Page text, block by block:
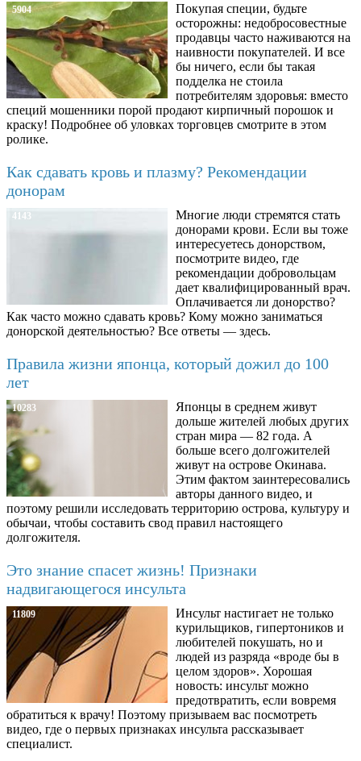
5904
Покупая специи, будьте
осторожны: недобросовестные
продавцы часто наживаются на
наивности покупателей. И все
бы ничего, если бы такая
подделка не стоила
потребителям здоровья: вместо
специй мошенники порой продают кирпичный порошок и
краску! Подробнее об уловках торговцев смотрите в этом
ролике.
Как сдавать кровь и плазму? Рекомендации
донорам
4143
Многие люди стремятся стать
донорами крови. Если вы тоже
интересуетесь донорством,
посмотрите видео, где
рекомендации добровольцам
дает квалифицированный врач.
Оплачивается ли донорство?
Как часто можно сдавать кровь? Кому можно заниматься
донорской деятельностью? Все ответы — здесь.
Правила жизни японца, который дожил до 100
лет
10283
Японцы в среднем живут
дольше жителей любых других
стран мира — 82 года. А
больше всего долгожителей
живут на острове Окинава.
Этим фактом заинтересовались
авторы данного видео, и
поэтому решили исследовать территорию острова, культуру и
обычаи, чтобы составить свод правил настоящего
долгожителя.
Это знание спасет жизнь! Признаки
надвигающегося инсульта
11809
Инсульт настигает не только
курильщиков, гипертоников и
любителей покушать, но и
людей из разряда «вроде бы в
целом здоров». Хорошая
новость: инсульт можно
предотвратить, если вовремя
обратиться к врачу! Поэтому призываем вас посмотреть
видео, где о первых признаках инсульта рассказывает
специалист.